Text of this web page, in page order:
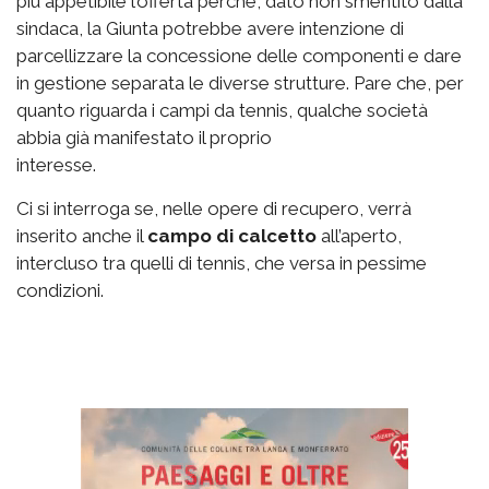
sindaca, la Giunta potrebbe avere intenzione di
parcellizzare la concessione delle componenti e dare
in gestione separata le diverse strutture. Pare che, per
quanto riguarda i campi da tennis, qualche società
abbia già manifestato il proprio
interesse.
Ci si interroga se, nelle opere di recupero, verrà
inserito anche il campo di calcetto all’aperto,
intercluso tra quelli di tennis, che versa in pessime
condizioni.